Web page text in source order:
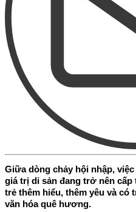
Giữa dòng chảy hội nhập,
giá trị di sản đang trở nên cấp
trẻ thêm hiểu, thêm yêu và có
văn hóa quê hương.